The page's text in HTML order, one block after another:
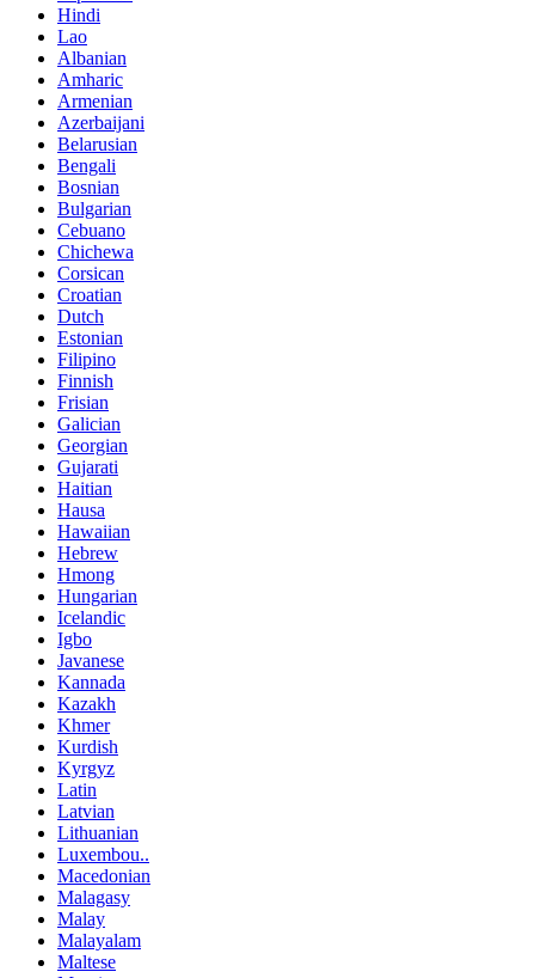
Hindi
Lao
Albanian
Amharic
Armenian
Azerbaijani
Belarusian
Bengali
Bosnian
Bulgarian
Cebuano
Chichewa
Corsican
Croatian
Dutch
Estonian
Filipino
Finnish
Frisian
Galician
Georgian
Gujarati
Haitian
Hausa
Hawaiian
Hebrew
Hmong
Hungarian
Icelandic
Igbo
Javanese
Kannada
Kazakh
Khmer
Kurdish
Kyrgyz
Latin
Latvian
Lithuanian
Luxembou..
Macedonian
Malagasy
Malay
Malayalam
Maltese